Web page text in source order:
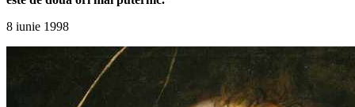
8 iunie 1998